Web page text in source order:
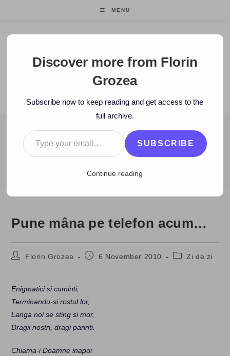
MENU
Florin Grozea
ENTREPRENEUR. FOUNDER/CEO MOCAPP.
BLOG
2010 > November > 6 > Zi de zi > Pune mâna pe telefon acum…
Pune mâna pe telefon acum…
PostFlorin Grozea
Post6 November 2010
PostZi de zi
Enigmatici si cuminti,
Terminandu-si rostul lor,
Langa noi se sting si mor,
Dragii nostri, dragi parinti.
Chiama-i Doamne inapoi
Discover more from Florin
Grozea
Subscribe now to keep reading and get access to the
full archive.
Type your email…
SUBSCRIBE
Continue reading